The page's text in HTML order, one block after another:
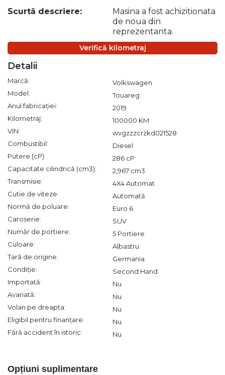
Scurtă descriere:
Masina a fost achizitionata
de noua din
reprezentanta.
Verifică kilometraj
Detalii
Marcă:
Volkswagen
Model:
Touareg
Anul fabricației:
2019
Kilometraj:
100000 KM
VIN:
wvgzzzcrzkd021528
Combustibil:
Diesel
Putere (cP):
286 cP
Capacitate cilindrică (cm3):
2,967 cm3
Transmisie:
4X4 Automat
Cutie de viteze:
Automată
Normă de poluare:
Euro 6
Caroserie:
SUV
Număr de portiere:
5 Portiere
Culoare:
Albastru
Țară de origine:
Germania
Condiție:
Second Hand
Importată:
Nu
Avariată:
Nu
Volan pe dreapta:
Nu
Eligibil pentru finanțare:
Nu
Fără accident în istoric:
Nu
Opțiuni suplimentare